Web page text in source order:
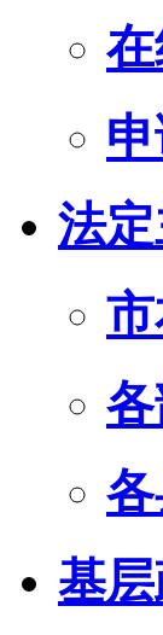
法
各
基